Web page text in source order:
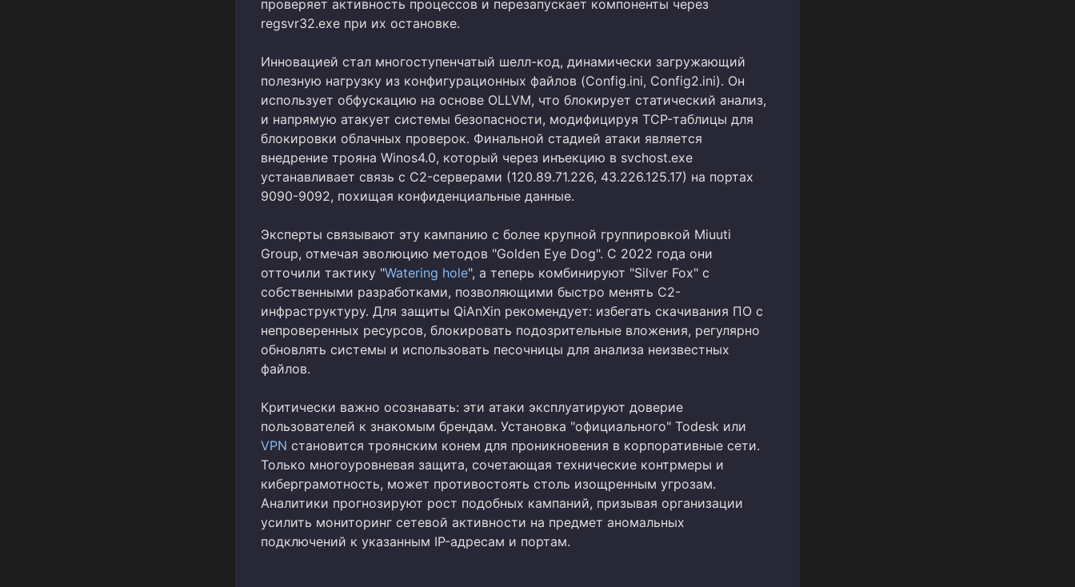
проверяет активность процессов и перезапускает компоненты через
regsvr32.exe при их остановке.
Инновацией стал многоступенчатый шелл-код, динамически загружающий
полезную нагрузку из конфигурационных файлов (Config.ini, Config2.ini). Он
использует обфускацию на основе OLLVM, что блокирует статический анализ,
и напрямую атакует системы безопасности, модифицируя TCP-таблицы для
блокировки облачных проверок. Финальной стадией атаки является
внедрение трояна Winos4.0, который через инъекцию в svchost.exe
устанавливает связь с C2-серверами (120.89.71.226, 43.226.125.17) на портах
9090-9092, похищая конфиденциальные данные.
Эксперты связывают эту кампанию с более крупной группировкой Miuuti
Group, отмечая эволюцию методов "Golden Eye Dog". С 2022 года они
отточили тактику "Watering hole", а теперь комбинируют "Silver Fox" с
собственными разработками, позволяющими быстро менять C2-
инфраструктуру. Для защиты QiAnXin рекомендует: избегать скачивания ПО с
непроверенных ресурсов, блокировать подозрительные вложения, регулярно
обновлять системы и использовать песочницы для анализа неизвестных
файлов.
Критически важно осознавать: эти атаки эксплуатируют доверие
пользователей к знакомым брендам. Установка "официального" Todesk или
VPN становится троянским конем для проникновения в корпоративные сети.
Только многоуровневая защита, сочетающая технические контрмеры и
киберграмотность, может противостоять столь изощренным угрозам.
Аналитики прогнозируют рост подобных кампаний, призывая организации
усилить мониторинг сетевой активности на предмет аномальных
подключений к указанным IP-адресам и портам.